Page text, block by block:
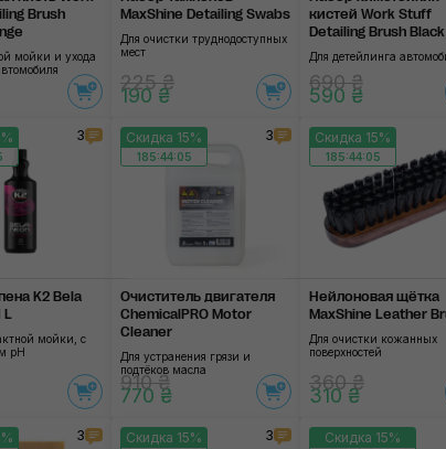
G'zox
ChemicalPRO
CDL
CarPro
RUPES
Work Stuff
Nanoskin
Brush
мойки и ухода
MaxShine Detailing Swabs
Для очистки труднодоступных
мест
225 ₴
190 ₴
кистей Work Stuff
Detailing Brush
Pack
Для детейлинга
690 ₴
590 ₴
3
K2 Bela
L
мойки, с
pH
Скидка 15%
185:44:04
3
Очиститель двигателя
ChemicalPRO Motor
Cleaner
Для устранения грязи и
подтёков масла
910 ₴
770 ₴
Скидка 15%
185:44:04
Нейлоновая щётка
MaxShine Leather
Для очистки кожанных
поверхностей
360 ₴
310 ₴
3 Скидка 15% 3 Скидка 15%